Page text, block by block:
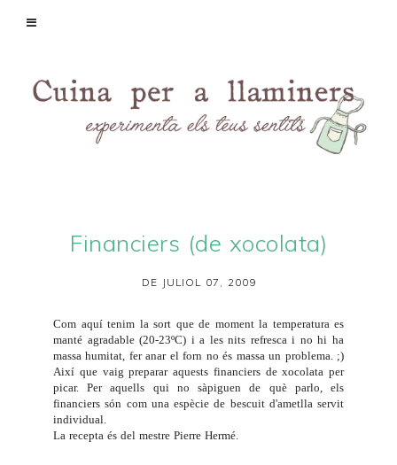
Financiers (de xocolata)
DE JULIOL 07, 2009
Com aquí tenim la sort que de moment la temperatura es
manté agradable (20-23ºC) i a les nits refresca i no hi ha
massa humitat, fer anar el forn no és massa un problema. ;)
Així que vaig preparar aquests financiers de xocolata per
picar. Per aquells qui no sàpiguen de què parlo, els
financiers són com una espècie de bescuit d'ametlla servit
individual.
La recepta és del mestre Pierre Hermé